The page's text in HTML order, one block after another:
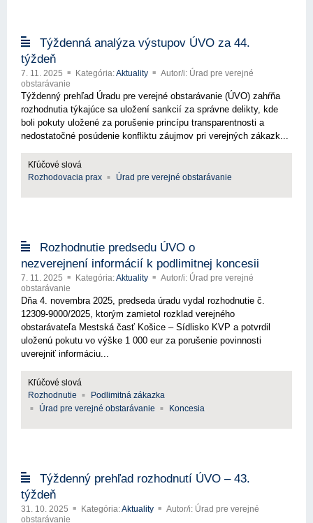
Týždenná analýza výstupov ÚVO za 44.
týždeň
7. 11. 2025 Kategória:Aktuality
Autor/i: Úrad pre verejné
obstarávanie
Týždenný prehľad Úradu pre verejné obstarávanie (ÚVO) zahŕňa
rozhodnutia týkajúce sa uložení sankcií za správne delikty, kde
boli pokuty uložené za porušenie princípu transparentnosti a
nedostatočné posúdenie konfliktu záujmov pri verejných zákazk...
Kľúčové slová
Rozhodovacia prax
Úrad pre verejné obstarávanie
Rozhodnutie predsedu ÚVO o
nezverejnení informácií k podlimitnej koncesii
7. 11. 2025 Kategória:Aktuality
Autor/i: Úrad pre verejné
obstarávanie
Dňa 4. novembra 2025, predseda úradu vydal rozhodnutie č.
12309-9000/2025, ktorým zamietol rozklad verejného
obstarávateľa Mestská časť Košice – Sídlisko KVP a potvrdil
uloženú pokutu vo výške 1 000 eur za porušenie povinnosti
uverejniť informáciu...
Kľúčové slová
Rozhodnutie
Podlimitná zákazka
Úrad pre verejné obstarávanie
Koncesia
Týždenný prehľad rozhodnutí ÚVO – 43.
týždeň
31. 10. 2025 Kategória:Aktuality
Autor/i: Úrad pre verejné
obstarávanie